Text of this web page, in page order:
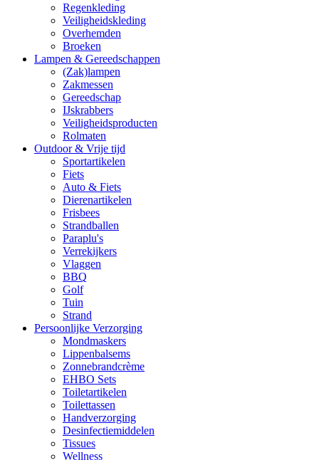
Regenkleding
Veiligheidskleding
Overhemden
Broeken
Lampen & Gereedschappen
(Zak)lampen
Zakmessen
Gereedschap
IJskrabbers
Veiligheidsproducten
Rolmaten
Outdoor & Vrije tijd
Sportartikelen
Fiets
Auto & Fiets
Dierenartikelen
Frisbees
Strandballen
Paraplu's
Verrekijkers
Vlaggen
BBQ
Golf
Tuin
Strand
Persoonlijke Verzorging
Mondmaskers
Lippenbalsems
Zonnebrandcrème
EHBO Sets
Toiletartikelen
Toilettassen
Handverzorging
Desinfectiemiddelen
Tissues
Wellness